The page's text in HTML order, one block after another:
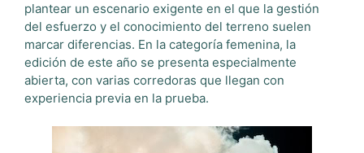
plantear un escenario exigente en el que la gestión
del esfuerzo y el conocimiento del terreno suelen
marcar diferencias. En la categoría femenina, la
edición de este año se presenta especialmente
abierta, con varias corredoras que llegan con
experiencia previa en la prueba.